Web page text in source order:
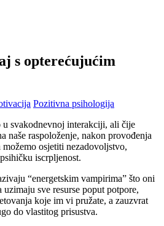
s opterećujućim
Pozitivna psihologija
u svakodnevnoj interakciji, ali čije
naše raspoloženje, nakon provođenja
osjetiti nezadovoljstvo,
iscrpljenost.
“energetskim vampirima” što oni
sve resurse poput potpore,
koje im vi pružate, a zauzvrat
do vlastitog prisustva.